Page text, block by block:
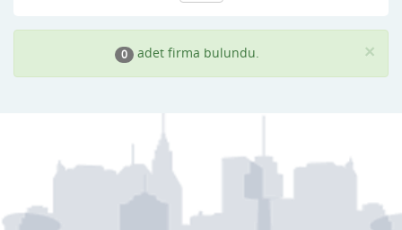
×
0 adet firma bulundu.